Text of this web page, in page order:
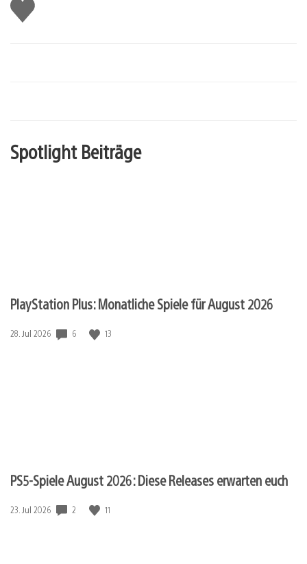
Gefällt
mir
Spotlight Beiträge
PlayStation Plus: Monatliche Spiele für August 2026
Veröffentlichungsdatum:
28. Jul 2026 6 13
PS5-Spiele August 2026: Diese Releases erwarten euch
Veröffentlichungsdatum:
23. Jul 2026 2 11